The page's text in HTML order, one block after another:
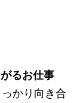
るお仕事
かり向き合